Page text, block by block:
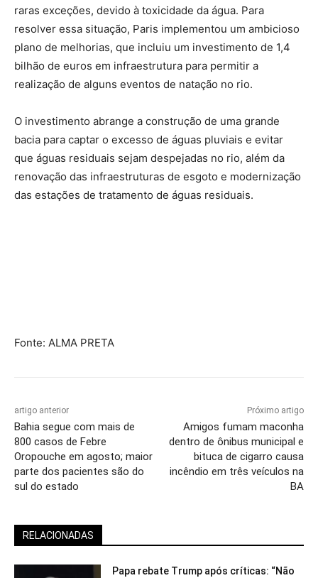
raras exceções, devido à toxicidade da água. Para
resolver essa situação, Paris implementou um ambicioso
plano de melhorias, que incluiu um investimento de 1,4
bilhão de euros em infraestrutura para permitir a
realização de alguns eventos de natação no rio.
O investimento abrange a construção de uma grande
bacia para captar o excesso de águas pluviais e evitar
que águas residuais sejam despejadas no rio, além da
renovação das infraestruturas de esgoto e modernização
das estações de tratamento de águas residuais.
Fonte: ALMA PRETA
artigo anterior
Bahia segue com mais de
800 casos de Febre
Oropouche em agosto; maior
parte dos pacientes são do
sul do estado
Próximo artigo
Amigos fumam maconha
dentro de ônibus municipal e
bituca de cigarro causa
incêndio em três veículos na
BA
RELACIONADAS
Papa rebate Trump após críticas: “Não